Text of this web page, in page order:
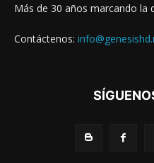
Más de 30 años marcando la
Contáctenos: